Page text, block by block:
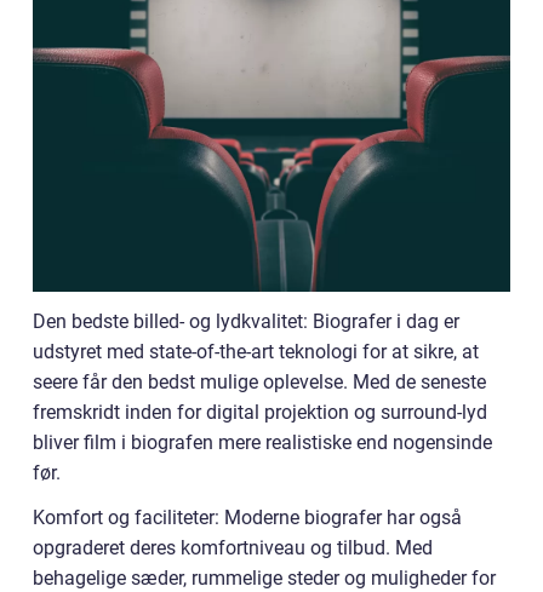
Den bedste billed- og lydkvalitet: Biografer i dag er
udstyret med state-of-the-art teknologi for at sikre, at
seere får den bedst mulige oplevelse. Med de seneste
fremskridt inden for digital projektion og surround-lyd
bliver film i biografen mere realistiske end nogensinde
før.
Komfort og faciliteter: Moderne biografer har også
opgraderet deres komfortniveau og tilbud. Med
behagelige sæder, rummelige steder og muligheder for